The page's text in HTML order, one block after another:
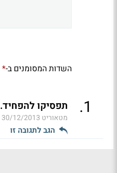
השדות המסומנים ב-*
1
. תפסיקו
מטאוריט 30/12/2013 10:57
הגב לתגובה זו